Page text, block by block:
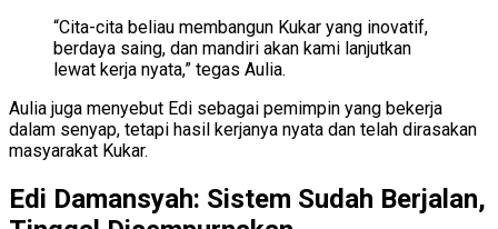
“Cita-cita beliau membangun Kukar yang inovatif,
berdaya saing, dan mandiri akan kami lanjutkan
lewat kerja nyata,” tegas Aulia.
Aulia juga menyebut Edi sebagai pemimpin yang bekerja
dalam senyap, tetapi hasil kerjanya nyata dan telah dirasakan
masyarakat Kukar.
Edi Damansyah: Sistem Sudah Berjalan,